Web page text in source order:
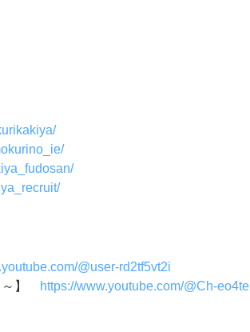
@user-rd2tf5vt2i
～】
https://www.youtube.com/@Ch-eo4te